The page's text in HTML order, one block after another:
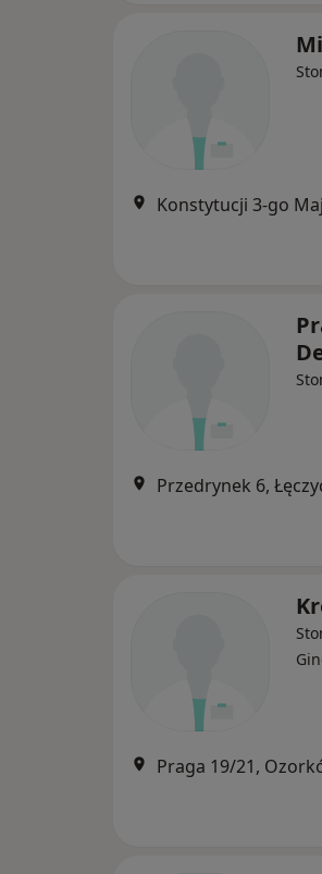
Konstytucji 3-go
Przedrynek 6,
Praga 19/21,